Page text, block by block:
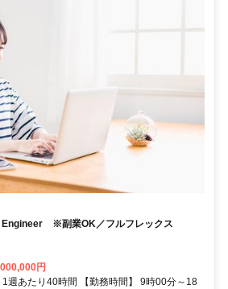
Engineer ※副業OK／フルフレックス
円
週あたり40時間 【勤務時間】 9時00分～18